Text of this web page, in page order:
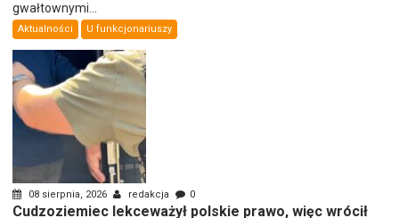
gwałtownymi...
Aktualności U funkcjonariuszy
08 sierpnia, 2026 redakcja 0
Cudzoziemiec lekceważył polskie prawo, więc wrócił